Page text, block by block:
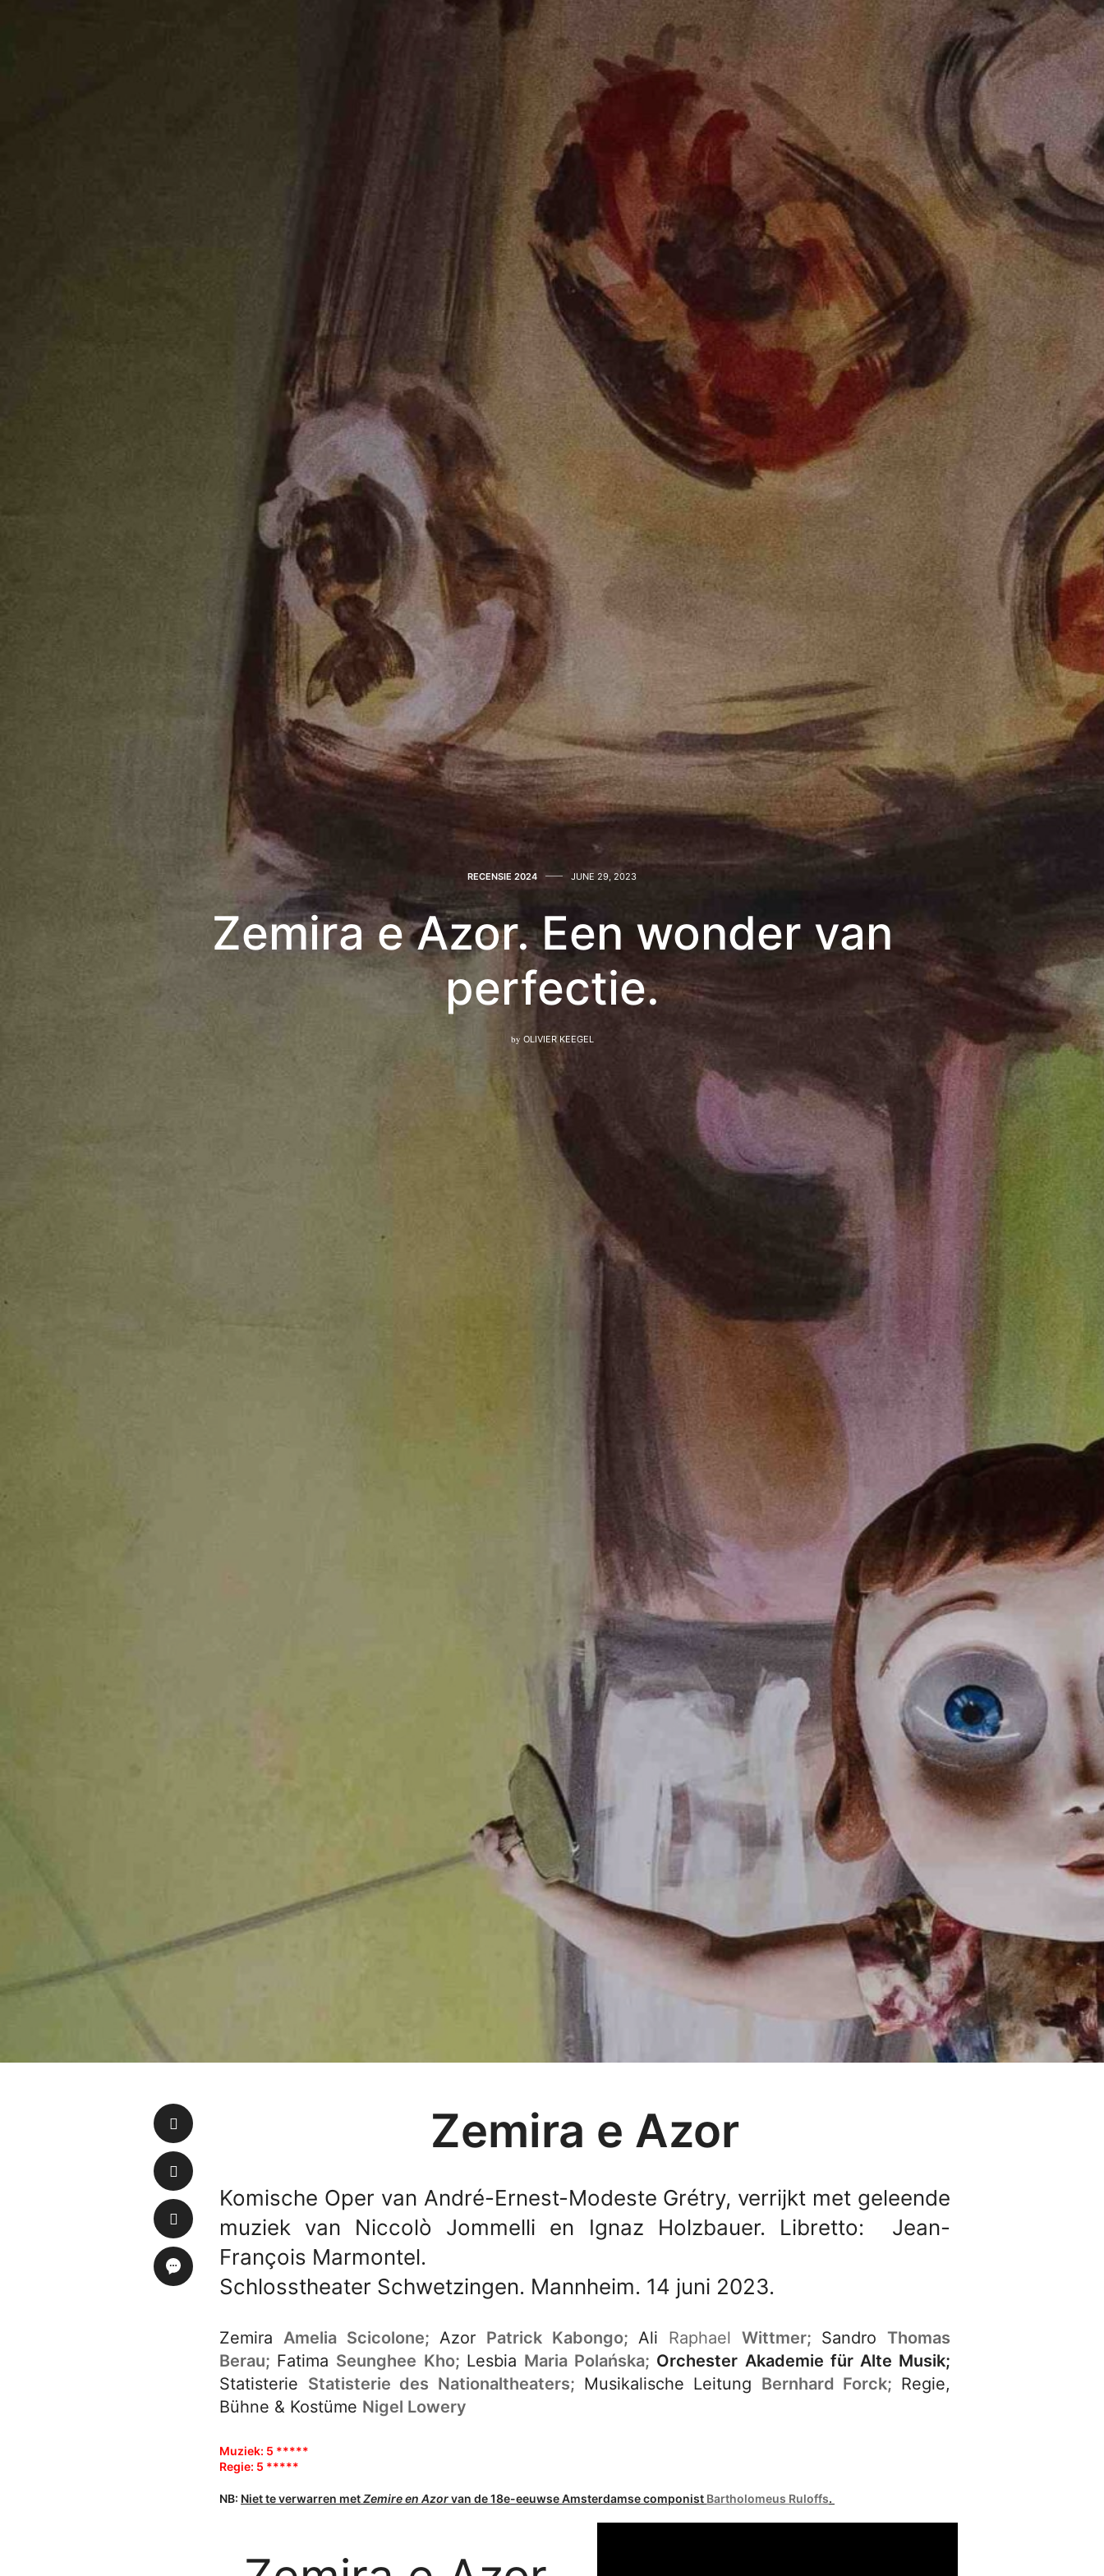
RECENSIE 2024 JUNE 29, 2023
Zemira e Azor. Een wonder van
perfectie.
by OLIVIER KEEGEL
Zemira e Azor
Komische Oper van André-Ernest-Modeste Grétry, verrijkt met geleende
muziek van Niccolò Jommelli en Ignaz Holzbauer. Libretto: Jean-
François Marmontel.
Schlosstheater Schwetzingen. Mannheim. 14 juni 2023.
Zemira Amelia Scicolone; Azor Patrick Kabongo; Ali Raphael Wittmer; Sandro Thomas
Berau; Fatima Seunghee Kho; Lesbia Maria Polańska; Orchester Akademie für Alte Musik;
Statisterie Statisterie des Nationaltheaters; Musikalische Leitung Bernhard Forck; Regie,
Bühne & Kostüme Nigel Lowery
Muziek: 5 *****
Regie: 5 *****
NB: Niet te verwarren metZemire en Azorvan de 18e-eeuwse Amsterdamse componist Bartholomeus Ruloffs.